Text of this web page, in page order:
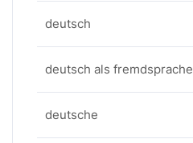
deutsch
deutsch als fremdsprache
deutsche